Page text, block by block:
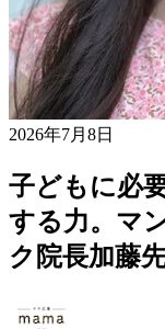
2026年7月8日
子どもに必
する力。マ
ク院長加藤